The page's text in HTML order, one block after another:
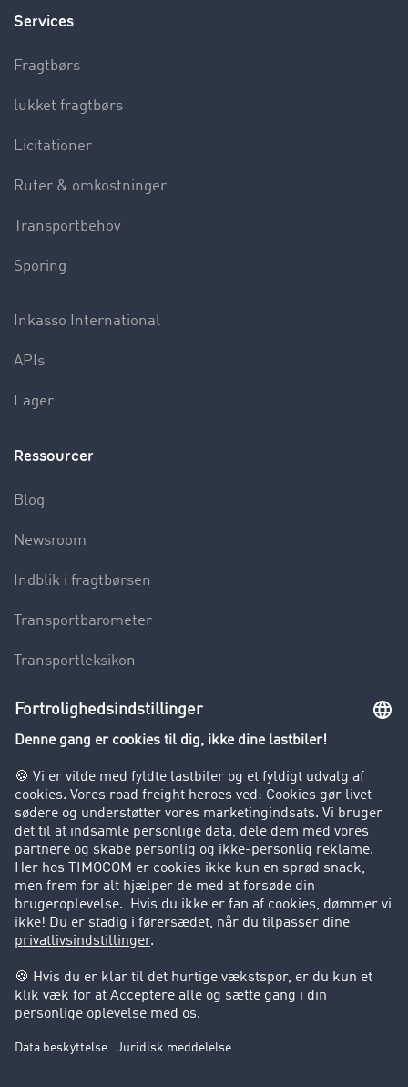
Services
Fragtbørs
lukket fragtbørs
Licitationer
Ruter & omkostninger
Transportbehov
Sporing
Inkasso International
APIs
Lager
Ressourcer
Blog
Newsroom
Indblik i fragtbørsen
Transportbarometer
Transportleksikon
Lastbilkørsel forbudt
Kunder hverver kunder
Success Stories
Support
Support
Juridiske forhold
Kolofon
Brugerbetingelser